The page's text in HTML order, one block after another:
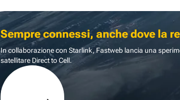
Sempre connessi, anche dove la
In collaborazione con Starlink, Fastweb lancia una
satellitare Direct to Cell.